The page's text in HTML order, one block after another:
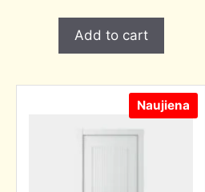
Add to cart
Naujiena